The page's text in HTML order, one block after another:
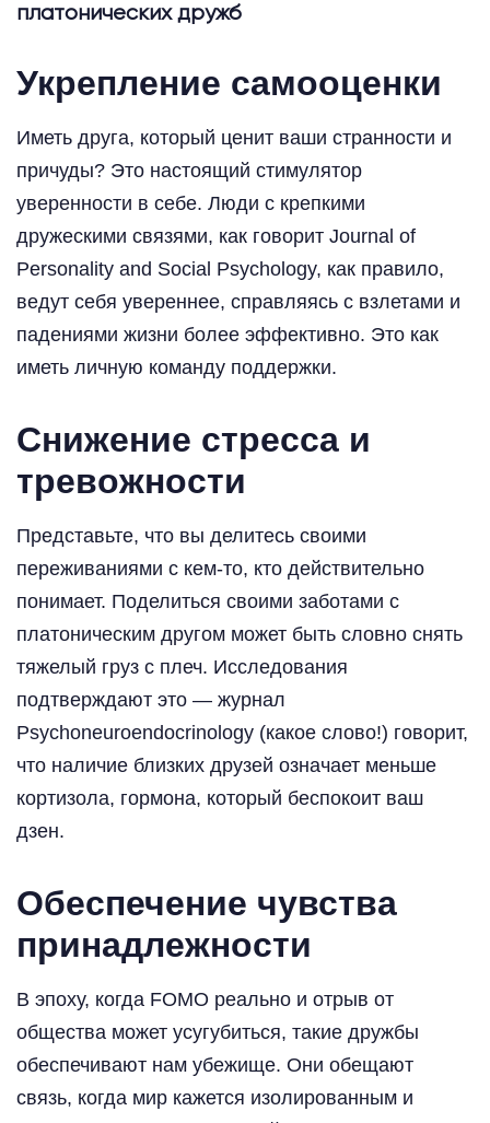
платонических дружб
Укрепление самооценки
Иметь друга, который ценит ваши странности и
причуды? Это настоящий стимулятор
уверенности в себе. Люди с крепкими
дружескими связями, как говорит Journal of
Personality and Social Psychology, как правило,
ведут себя увереннее, справляясь с взлетами и
падениями жизни более эффективно. Это как
иметь личную команду поддержки.
Снижение стресса и
тревожности
Представьте, что вы делитесь своими
переживаниями с кем-то, кто действительно
понимает. Поделиться своими заботами с
платоническим другом может быть словно снять
тяжелый груз с плеч. Исследования
подтверждают это — журнал
Psychoneuroendocrinology (какое слово!) говорит,
что наличие близких друзей означает меньше
кортизола, гормона, который беспокоит ваш
дзен.
Обеспечение чувства
принадлежности
В эпоху, когда FOMO реально и отрыв от
общества может усугубиться, такие дружбы
обеспечивают нам убежище. Они обещают
связь, когда мир кажется изолированным и